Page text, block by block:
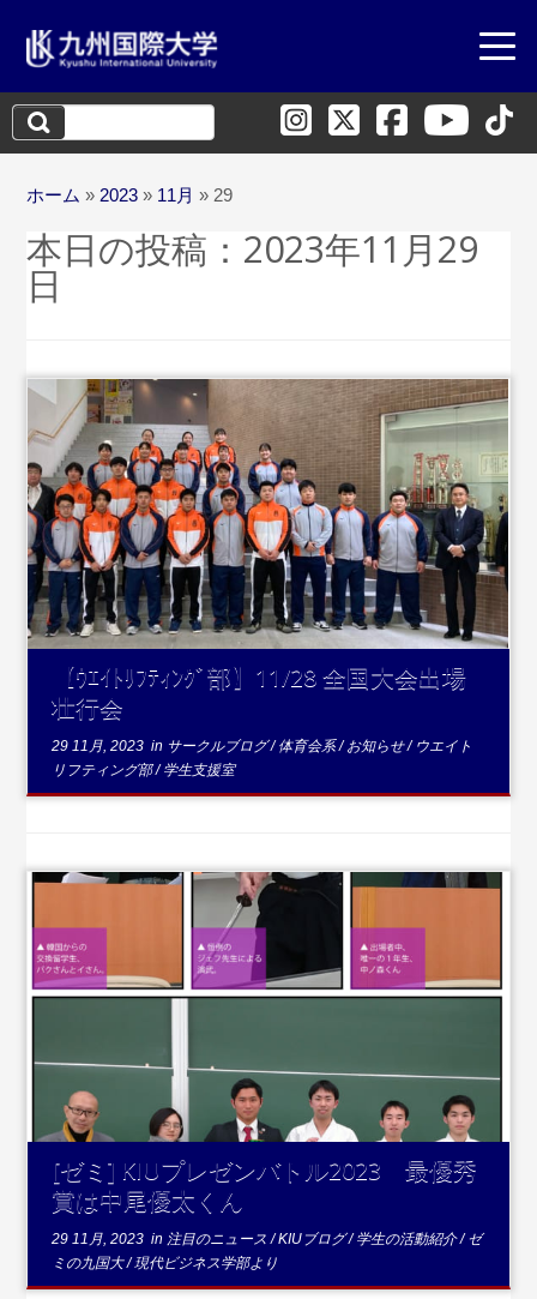
検
索:
ホーム » 2023 » 11月 » 29
本日の投稿： 2023年11月29
日
...続きを読む
【ｳｴｲﾄﾘﾌﾃｨﾝｸﾞ部】11/28 全国大会出場
壮行会
29 11月, 2023 in サークルブログ/体育会系/お知らせ/ ウエイト
リフティング部/学生支援室
[ゼミ] KIUプレゼンバトル2023 最優秀
賞は中尾優太くん
29 11月, 2023 in 注目のニュース/KIUブログ/学生の活動紹介/ゼ
ミの九国大/現代ビジネス学部より